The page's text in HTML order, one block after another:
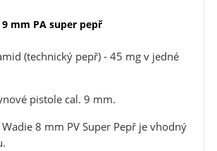
mm PA super pepř
(technický pepř) - 45 mg v jedné
pistole cal. 9 mm.
8 mm PV Super Pepř je vhodný